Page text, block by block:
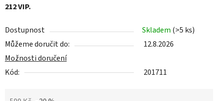
212 VIP.
Dostupnost Skladem (>5 ks)
Můžeme doručit do:
12.8.2026
Možnosti doručení
Kód:
201711